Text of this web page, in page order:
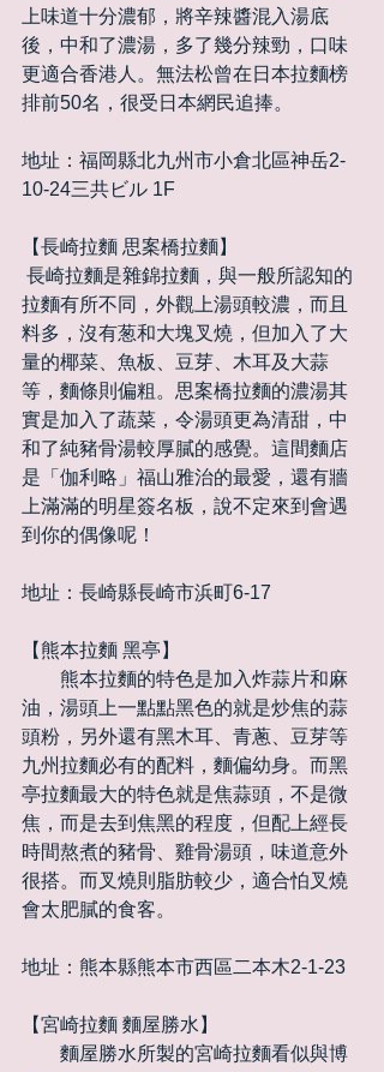
上味道十分濃郁，將辛辣醬混入湯底
後，中和了濃湯，多了幾分辣勁，口味
更適合香港人。無法松曾在日本拉麵榜
排前50名，很受日本網民追捧。
地址：福岡縣北九州市小倉北區神岳2-
10-24三共ビル 1F
【長崎拉麵 思案橋拉麵】
拉麵有所不同，外觀上湯頭較濃，而且
料多，沒有葱和大塊叉燒，但加入了大
量的椰菜、魚板、豆芽、木耳及大蒜
等，麵條則偏粗。思案橋拉麵的濃湯其
實是加入了蔬菜，令湯頭更為清甜，中
和了純豬骨湯較厚膩的感覺。這間麵店
是「伽利略」福山雅治的最愛，還有牆
上滿滿的明星簽名板，說不定來到會遇
到你的偶像呢！
地址：長崎縣長崎市浜町6-17
【熊本拉麵 黑亭】
熊本拉麵的特色是加入炸蒜片和麻
油，湯頭上一點點黑色的就是炒焦的蒜
頭粉，另外還有黑木耳、青蔥、豆芽等
九州拉麵必有的配料，麵偏幼身。而黑
亭拉麵最大的特色就是焦蒜頭，不是微
焦，而是去到焦黑的程度，但配上經長
時間熬煮的豬骨、雞骨湯頭，味道意外
很搭。而叉燒則脂肪較少，適合怕叉燒
會太肥膩的食客。
地址：熊本縣熊本市西區二本木2-1-23
【宮崎拉麵 麵屋勝水】
麵屋勝水所製的宮崎拉麵看似與博